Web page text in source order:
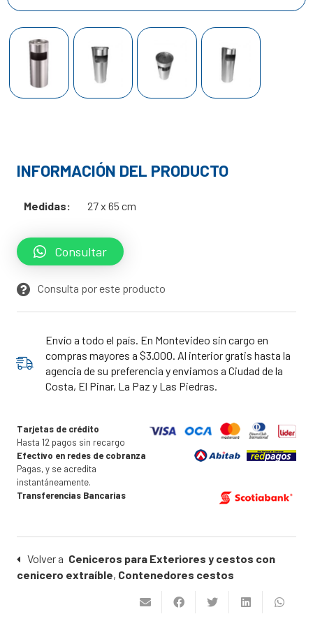
INFORMACIÓN DEL PRODUCTO
Medidas: 27 x 65 cm
Consultar
Consulta por este producto
Envío a todo el país. En Montevideo sin cargo en
compras mayores a $3.000. Al interior gratis hasta la
agencia de su preferencia y enviamos a Ciudad de la
Costa, El Pinar, La Paz y Las Piedras.
Tarjetas de crédito
Hasta 12 pagos sin recargo
Efectivo en redes de cobranza
Pagas, y se acredita
instantáneamente.
Transferencias Bancarias
Volver a Ceniceros para Exteriores y cestos con
cenicero extraíble, Contenedores cestos